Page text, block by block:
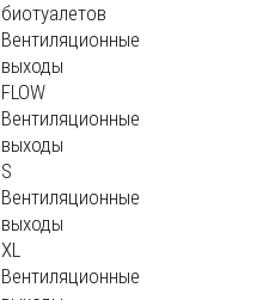
биотуалетов
Вентиляционные
выходы
FLOW
Вентиляционные
выходы
S
Вентиляционные
выходы
XL
Вентиляционные